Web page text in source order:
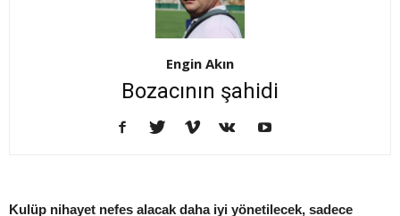
Engin Akın
Bozacının şahidi
Kulüp nihayet nefes alacak daha iyi yönetilecek, sadece